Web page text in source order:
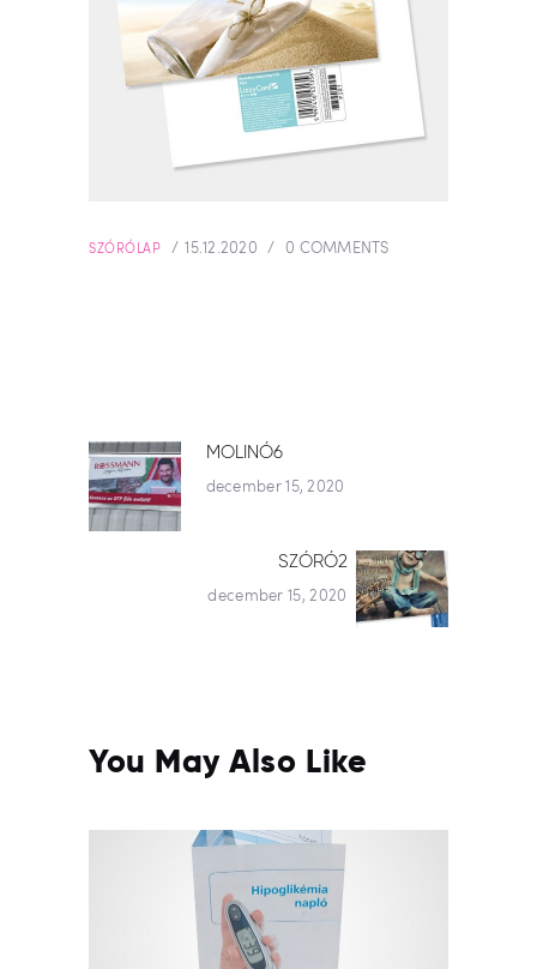
SZÓRÓLAP 15.12.2020 0 COMMENTS
BEJEGYZÉS
NAVIGÁCIÓ
Previous
post:
MOLINÓ6
december 15, 2020
Next
post:
SZÓRÓ2
december 15, 2020
You May Also Like